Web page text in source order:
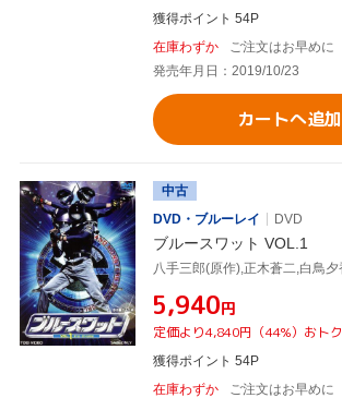
獲得ポイント 54P
在庫わずか
ご注文はお早めに
発売年月日：2019/10/23
カートへ追加
中古
DVD・ブルーレイ
DVD
ブルースワット VOL.1
¥5,940円
定価より4,840円（44%）おトク
獲得ポイント 54P
在庫わずか
ご注文はお早めに